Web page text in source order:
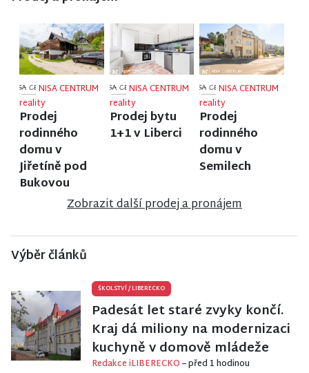
NISA CENTRUM
reality
Prodej
rodinného
domu v
Jiřetíně pod
Bukovou
NISA CENTRUM
reality
Prodej bytu
1+1 v Liberci
NISA CENTRUM
reality
Prodej
rodinného
domu v
Semilech
Zobrazit další prodej a pronájem
Výběr článků
ŠKOLSTVÍ /LIBERECKO
Padesát let staré zvyky končí.
Kraj dá miliony na modernizaci
kuchyně v domově mládeže
Redakce iLIBERECKO– před 1 hodinou